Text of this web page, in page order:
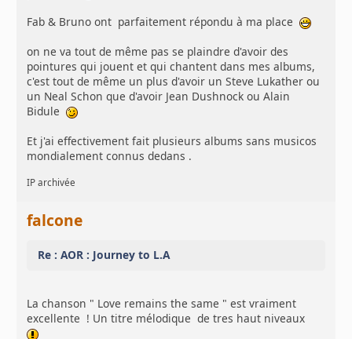
Fab & Bruno ont parfaitement répondu à ma place
on ne va tout de même pas se plaindre d'avoir des
pointures qui jouent et qui chantent dans mes albums,
c'est tout de même un plus d'avoir un Steve Lukather ou
un Neal Schon que d'avoir Jean Dushnock ou Alain
Bidule
Et j'ai effectivement fait plusieurs albums sans musicos
mondialement connus dedans .
IP archivée
falcone
Re : AOR : Journey to L.A
La chanson " Love remains the same " est vraiment
excellente ! Un titre mélodique de tres haut niveaux